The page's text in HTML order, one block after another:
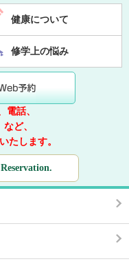
健康について
修学上の悩み
電話、
ど、
たします。